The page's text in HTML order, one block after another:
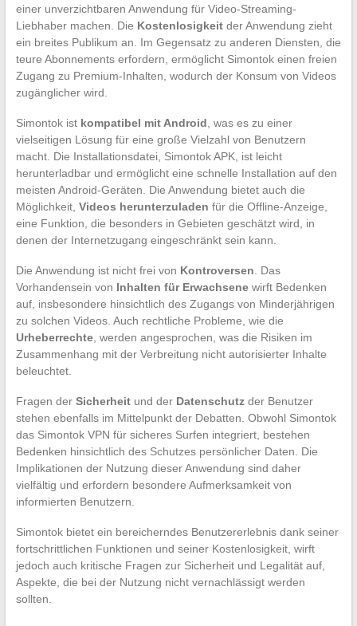
einer unverzichtbaren Anwendung für Video-Streaming-
Liebhaber machen. Die Kostenlosigkeitder Anwendung zieht
ein breites Publikum an. Im Gegensatz zu anderen Diensten, die
teure Abonnements erfordern, ermöglicht Simontok einen freien
Zugang zu Premium-Inhalten, wodurch der Konsum von Videos
zugänglicher wird.
Simontok ist kompatibel mit Android, was es zu einer
vielseitigen Lösung für eine große Vielzahl von Benutzern
macht. Die Installationsdatei, Simontok APK, ist leicht
herunterladbar und ermöglicht eine schnelle Installation auf den
meisten Android-Geräten. Die Anwendung bietet auch die
Möglichkeit, Videos herunterzuladen für die Offline-Anzeige,
eine Funktion, die besonders in Gebieten geschätzt wird, in
denen der Internetzugang eingeschränkt sein kann.
Die Anwendung ist nicht frei von Kontroversen. Das
Vorhandensein von Inhalten für Erwachsenewirft Bedenken
auf, insbesondere hinsichtlich des Zugangs von Minderjährigen
zu solchen Videos. Auch rechtliche Probleme, wie die
Urheberrechte, werden angesprochen, was die Risiken im
Zusammenhang mit der Verbreitung nicht autorisierter Inhalte
beleuchtet.
Fragen der Sicherheitund der Datenschutzder Benutzer
stehen ebenfalls im Mittelpunkt der Debatten. Obwohl Simontok
das Simontok VPN für sicheres Surfen integriert, bestehen
Bedenken hinsichtlich des Schutzes persönlicher Daten. Die
Implikationen der Nutzung dieser Anwendung sind daher
vielfältig und erfordern besondere Aufmerksamkeit von
informierten Benutzern.
Simontok bietet ein bereicherndes Benutzererlebnis dank seiner
fortschrittlichen Funktionen und seiner Kostenlosigkeit, wirft
jedoch auch kritische Fragen zur Sicherheit und Legalität auf,
Aspekte, die bei der Nutzung nicht vernachlässigt werden
sollten.